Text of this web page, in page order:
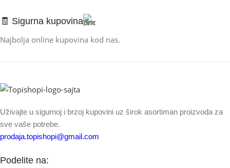
🧾 Sigurna kupovina
Najbolja online kupovina kod nas.
Uživajte u sigurnoj i brzoj kupovini uz širok asortiman proizvoda za
sve vaše potrebe.
prodaja.topishopi@gmail.com
Podelite na: